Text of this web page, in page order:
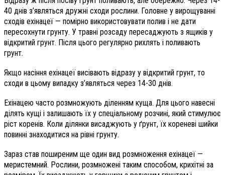
40 днів з’являться дружні сходи рослини. Головне у вирощуванні
сходів ехінацеї — помірно використовувати полив і не дати
пересохнути грунту. У травні розсаду пересаджують з ящиків у
відкритий грунт. Після цього регулярно рихлять і поливають
грунт.
Якщо насіння ехінацеї висівають відразу у відкритий грунт, то
сходи в цьому випадку з’являться через 14-30 днів.
Ехінацею часто розмножують діленням куща. Для цього навесні
ділять кущі і залишають їх у спеціальному розчині, який стимулює
ріст коренів. Коли ділянки висаджують у ґрунт, їх кореневі шийки
повинні знаходитися на рівні грунту.
Зараз став поширеним ще один вид розмноження ехінацеї —
меристемний. Рослини, розмножені таким способом, крихітні за